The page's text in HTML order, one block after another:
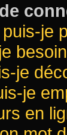
je
je
je
en